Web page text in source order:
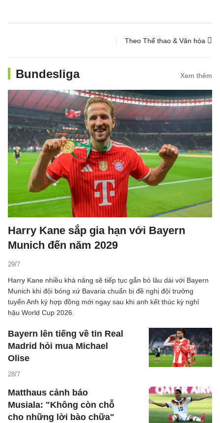
Theo Thể thao & Văn hóa
Bundesliga Xem thêm
Harry Kane sắp gia hạn với Bayern
Munich đến năm 2029
29/7
Harry Kane nhiều khả năng sẽ tiếp tục gắn bó lâu dài với Bayern
Munich khi đội bóng xứ Bavaria chuẩn bị đề nghị đội trưởng
tuyển Anh ký hợp đồng mới ngay sau khi anh kết thúc kỳ nghỉ
hậu World Cup 2026.
Bayern lên tiếng về tin Real
Madrid hỏi mua Michael
Olise
28/7
Matthaus cảnh báo
Musiala: "Không còn chỗ
cho những lời bào chữa"